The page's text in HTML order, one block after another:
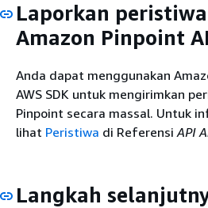
Laporkan
Amazon Pinpoint
Anda dapat menggunakan
AWS SDK untuk mengirimkan
Pinpoint secara massal. Untuk
lihat Peristiwa di Referensi API
Langkah